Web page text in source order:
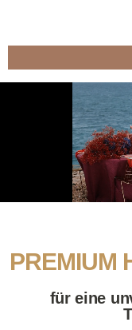
PREMIUM
für eine